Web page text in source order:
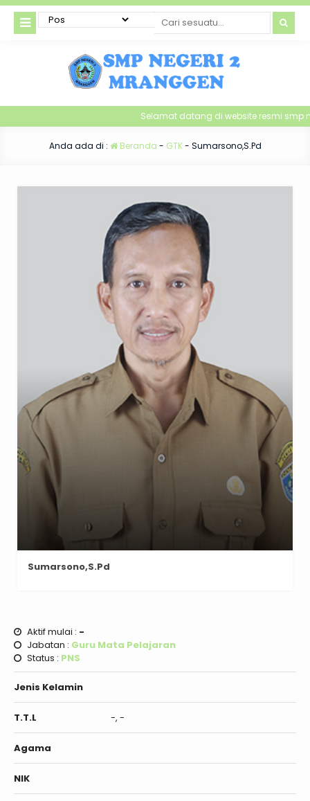
Selamat datang di website resmi smp
Anda ada di : Beranda - GTK- Sumarsono,S.Pd
Sumarsono,S.Pd
Aktif mulai : -
Jabatan : Guru Mata Pelajaran
Status : PNS
Jenis Kelamin
T.T.L -, -
Agama
NIK